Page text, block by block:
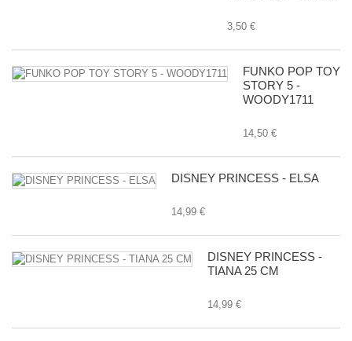
3,50 €
FUNKO POP TOY
STORY 5 -
WOODY1711
14,50 €
DISNEY PRINCESS - ELSA
14,99 €
DISNEY PRINCESS -
TIANA 25 CM
14,99 €